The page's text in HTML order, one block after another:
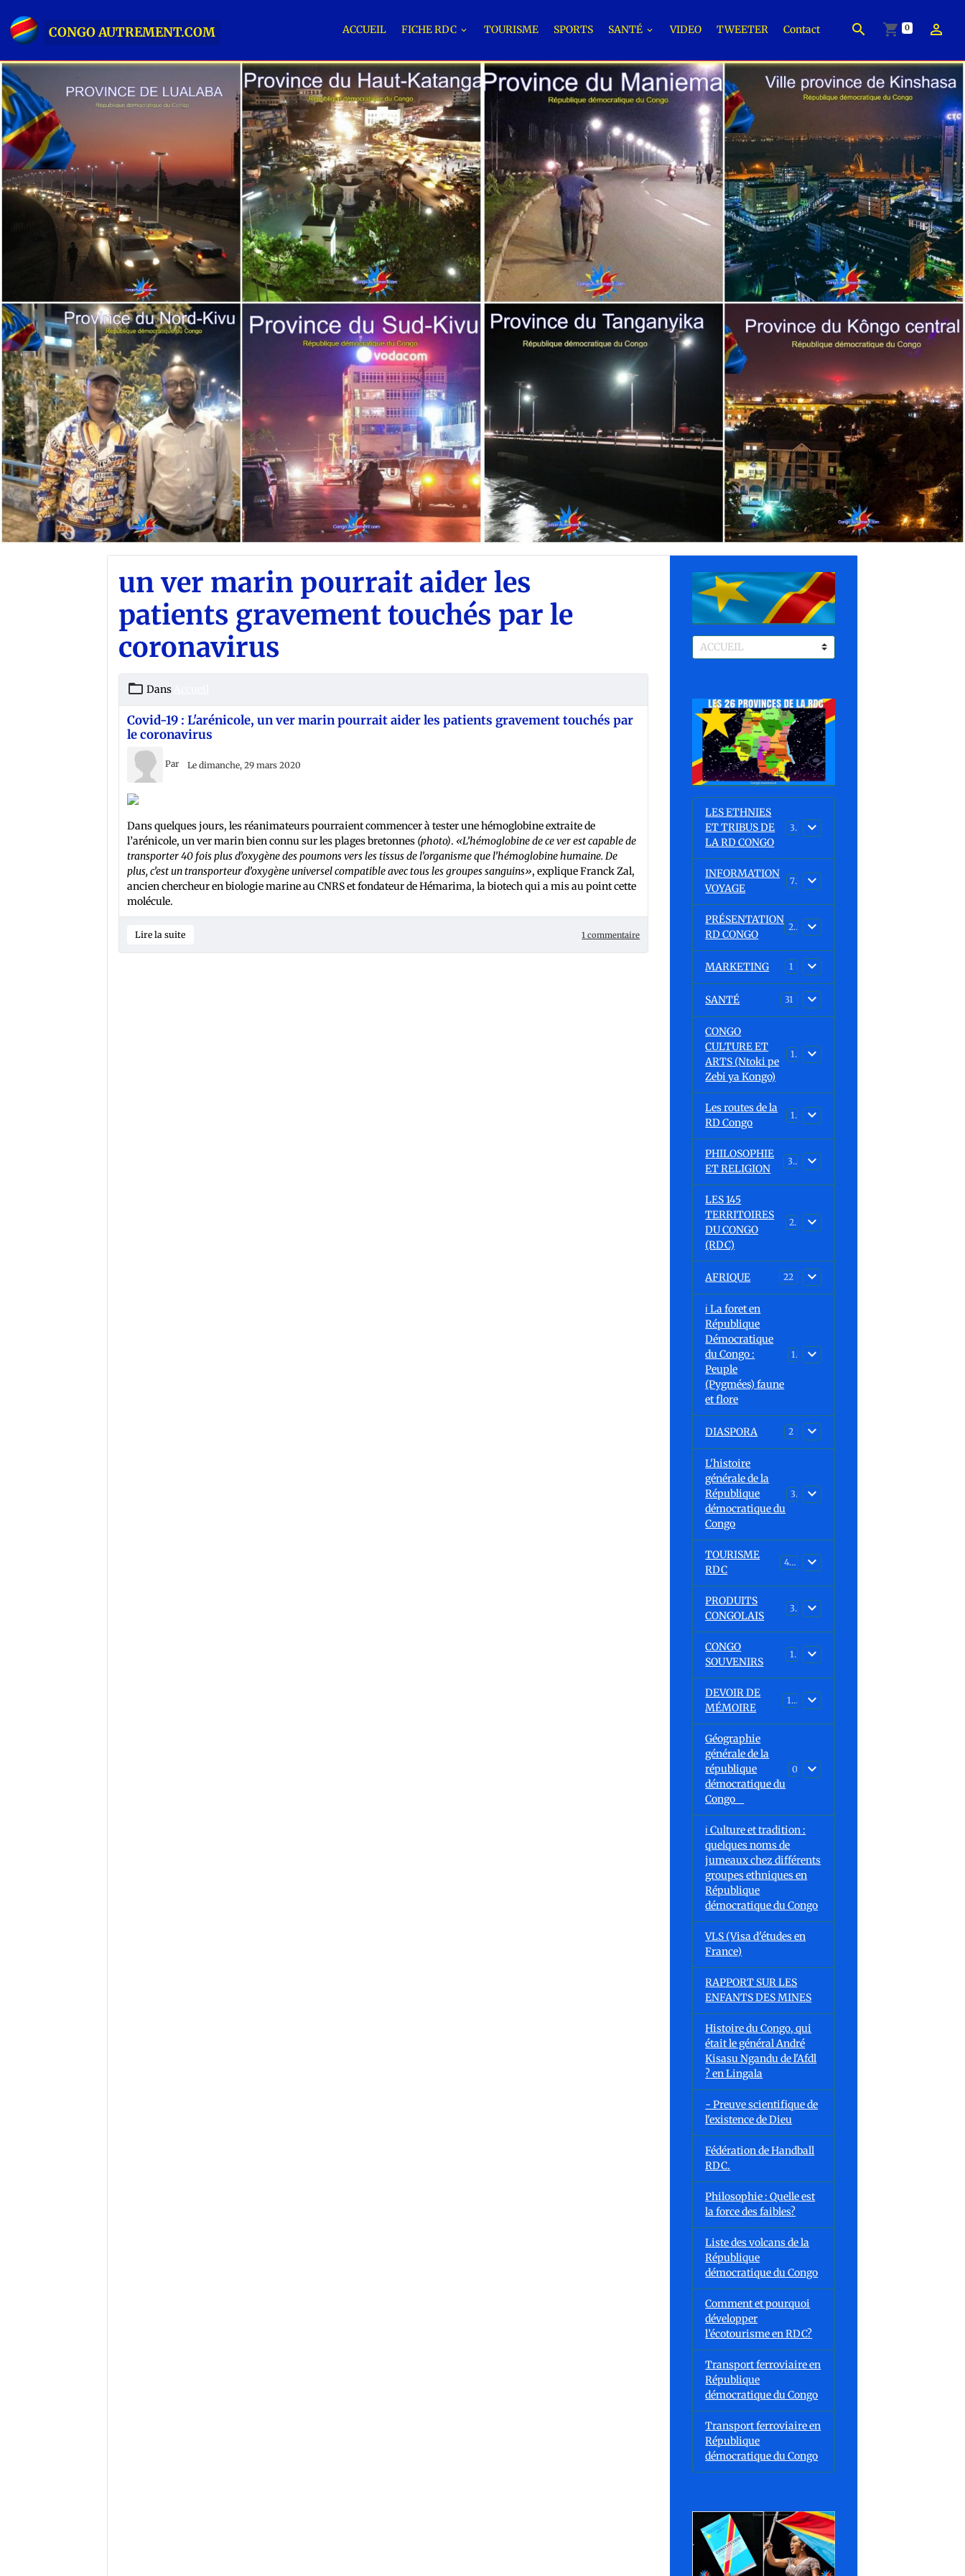
CONGO AUTREMENT.COM ACCUEIL FICHE RDC TOURISME SPORTS SANTÉ VIDEO TWEETER Contact 0
un ver marin pourrait aider les
patients gravement touchés par le
coronavirus
Dans
Covid-19 : L'arénicole, un ver marin pourrait aider les patients gravement touchés par
le coronavirus
Par Le dimanche, 29 mars 2020
Dans quelques jours, les réanimateurs pourraient commencer à tester une hémoglobine extraite de
l’arénicole, un ver marin bien connu sur les plages bretonnes (photo). «L’hémoglobine de ce ver est capable de
transporter 40 fois plus d’oxygène des poumons vers les tissus de l’organisme que l’hémoglobine humaine. De
plus, c’est un transporteur d’oxygène universel compatible avec tous les groupes sanguins», explique Franck Zal,
ancien chercheur en biologie marine au CNRS et fondateur de Hémarima, la biotech qui a mis au point cette
molécule.
Lire la suite 1 commentaire
LES ETHNIES
ET TRIBUS DE
LA RD CONGO
37
INFORMATION
VOYAGE
7
PRÉSENTATION
RD CONGO
23
MARKETING 1
SANTÉ 31
CONGO
CULTURE ET
ARTS (Ntoki pe
Zebi ya Kongo)
15
Les routes de la
RD Congo
1
PHILOSOPHIE
ET RELIGION
32
LES 145
TERRITOIRES
DU CONGO
(RDC)
23
AFRIQUE 22
ℹ️ La foret en
République
Démocratique
du Congo :
Peuple
(Pygmées) faune
et flore
15
DIASPORA 2
L'histoire
générale de la
République
démocratique du
Congo
30
TOURISME
RDC
43
PRODUITS
CONGOLAIS
3
CONGO
SOUVENIRS
1
DEVOIR DE
MÉMOIRE
13
Géographie
générale de la
république
démocratique du
Congo
ℹ️ Culture et tradition :
quelques noms de
jumeaux chez différents
groupes ethniques en
République
démocratique du Congo
VLS (Visa d'études en
France)
RAPPORT SUR LES
ENFANTS DES MINES
Histoire du Congo, qui
était le général André
Kisasu Ngandu de l'Afdl
? en Lingala
- Preuve scientifique de
l'existence de Dieu
Fédération de Handball
RDC.
Philosophie : Quelle est
la force des faibles?
Liste des volcans de la
République
démocratique du Congo
Comment et pourquoi
développer
l’écotourisme en RDC?
Transport ferroviaire en
République
démocratique du Congo
Transport ferroviaire en
République
démocratique du Congo